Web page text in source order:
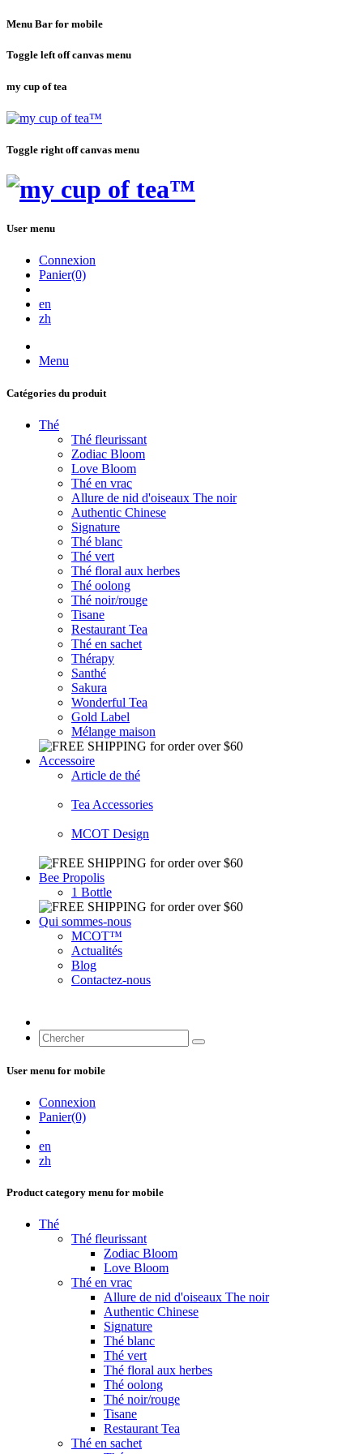
Menu Bar for mobile
Toggle left off canvas menu
my cup of tea
Toggle right off canvas menu
User menu
Connexion
Panier(0)
en
zh
Menu
Catégories du produit
Thé
Thé fleurissant
Zodiac Bloom
Love Bloom
Thé en vrac
Allure de nid d'oiseaux The noir
Authentic Chinese
Signature
Thé blanc
Thé vert
Thé floral aux herbes
Thé oolong
Thé noir/rouge
Tisane
Restaurant Tea
Thé en sachet
Thérapy
Santhé
Sakura
Wonderful Tea
Gold Label
Mélange maison
Accessoire
Article de thé
Tea Accessories
MCOT Design
Bee Propolis
1 Bottle
Qui sommes-nous
MCOT™
Actualités
Blog
Contactez-nous
User menu for mobile
Connexion
Panier(0)
en
zh
Product category menu for mobile
Thé
Thé fleurissant
Zodiac Bloom
Love Bloom
Thé en vrac
Allure de nid d'oiseaux The noir
Authentic Chinese
Signature
Thé blanc
Thé vert
Thé floral aux herbes
Thé oolong
Thé noir/rouge
Tisane
Restaurant Tea
Thé en sachet